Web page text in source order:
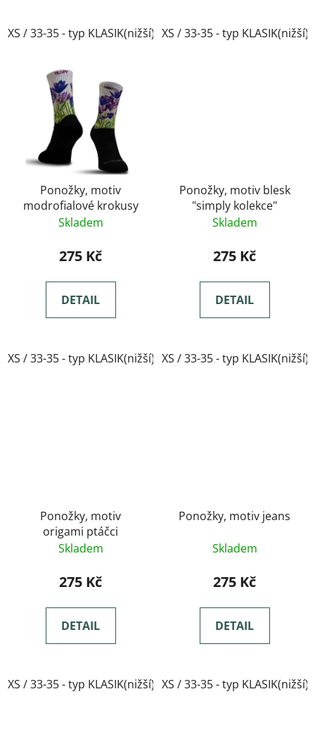
XS / 33-35 - typ KLASIK(nižší) XS / 33-35 - typ KLASIK(nižší)
Ponožky, motiv
modrofialové krokusy
Skladem
275 Kč
DETAIL
XS / 33-35 - typ KLASIK(nižší)
Ponožky, motiv blesk
"simply kolekce"
Skladem
275 Kč
DETAIL
XS / 33-35 - typ KLASIK(nižší)
Ponožky, motiv
origami ptáčci
Skladem
275 Kč
DETAIL
XS / 33-35 - typ KLASIK(nižší)
Ponožky, motiv jeans
Skladem
275 Kč
DETAIL
XS / 33-35 - typ KLASIK(nižší)